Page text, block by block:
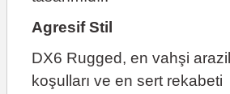
Agresif Stil
DX6 Rugged, en vahşi
koşulları ve en sert rekabeti